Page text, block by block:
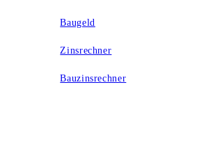
Baugeld
Zinsrechner
Bauzinsrechner